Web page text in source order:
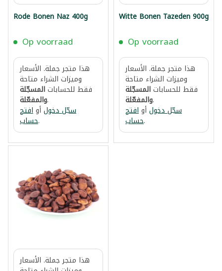
Rode Bonen Naz 400g
Op voorraad
هذا متجر جملة. الأسعار
وميزات الشراء متاحة
فقط للحساباتالمسجّلة
والمفعّلة.
سجّل دخولأوافتح
حساب.
Witte Bonen Tazeden 900g
Op voorraad
هذا متجر جملة. الأسعار
وميزات الشراء متاحة
فقط للحساباتالمسجّلة
والمفعّلة.
سجّل دخولأوافتح
حساب.
هذا متجر جملة. الأسعار